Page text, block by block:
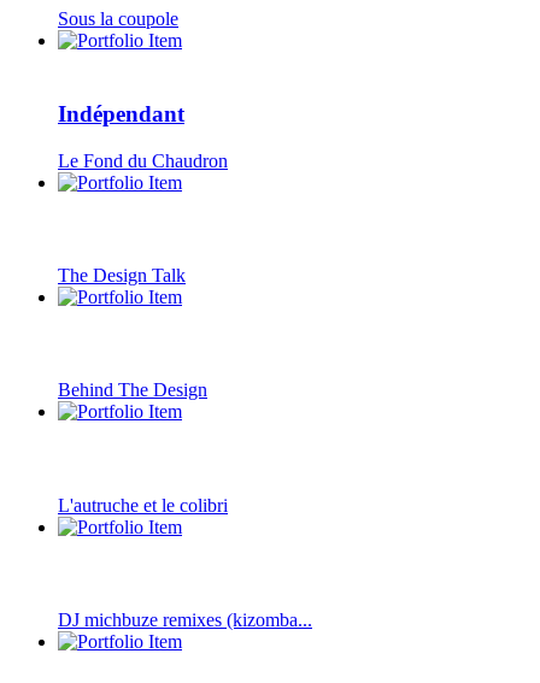
Sous la coupole
Indépendant
Le Fond du Chaudron
The Design Talk
Behind The Design
L'autruche et le colibri
DJ michbuze remixes (kizomba...